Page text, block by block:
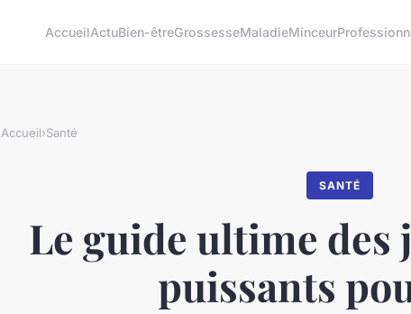
AccueilActuBien-êtreGrossesseMaladieMinceur
Accueil›Santé
SANTÉ
Le guide ultime des
puissants